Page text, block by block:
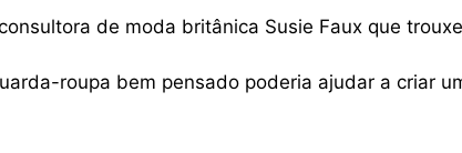
de moda britânica Susie Faux que
roupa bem pensado poderia ajudar a criar